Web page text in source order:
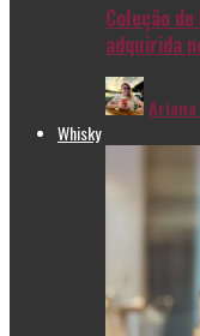
Coleção
adquirida
Whisky